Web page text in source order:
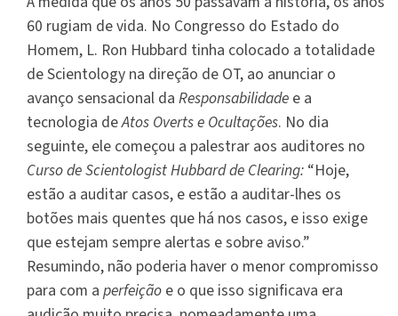
60 rugiam de vida. No Congresso do Estado do
Homem, L. Ron Hubbard tinha colocado a totalidade
de Scientology na direção de OT, ao anunciar o
avanço sensacional da Responsabilidade e a
tecnologia deAtos Overts e Ocultações. No dia
seguinte, ele começou a palestrar aos auditores no
Curso de Scientologist Hubbard de Clearing: “Hoje,
estão a auditar casos, e estão a auditar-lhes os
botões mais quentes que há nos casos, e isso exige
que estejam sempre alertas e sobre aviso.”
Resumindo, não poderia haver o menor compromisso
para com a perfeição e o que isso significava era